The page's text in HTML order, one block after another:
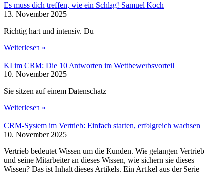
Es muss dich treffen, wie ein Schlag! Samuel Koch
13. November 2025
Richtig hart und intensiv. Du
Weiterlesen »
KI im CRM: Die 10 Antworten im Wettbewerbsvorteil
10. November 2025
Sie sitzen auf einem Datenschatz
Weiterlesen »
CRM-System im Vertrieb: Einfach starten, erfolgreich wachsen
10. November 2025
Vertrieb bedeutet Wissen um die Kunden. Wie gelangen Vertrieb
und seine Mitarbeiter an dieses Wissen, wie sichern sie dieses
Wissen? Das ist Inhalt dieses Artikels. Ein Artikel aus der Serie